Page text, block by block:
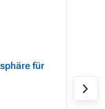
für
13